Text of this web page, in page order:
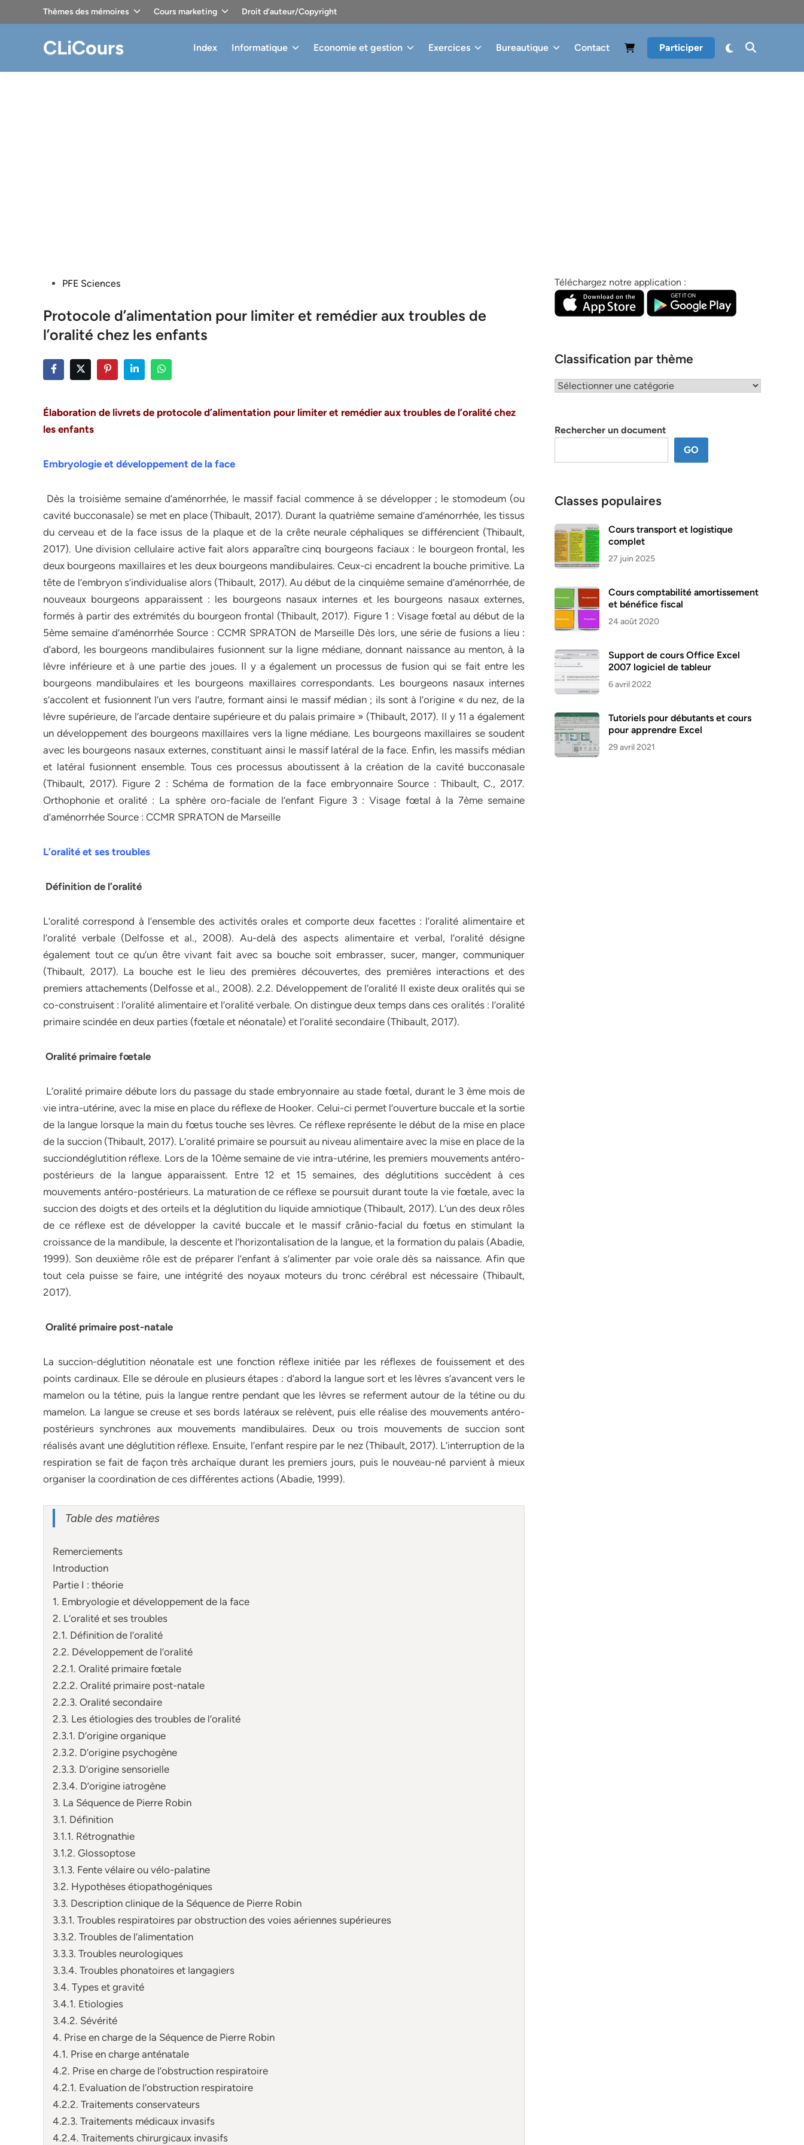
Thèmes des mémoires Cours marketing Droit d’auteur/Copyright
CLiCours Index Informatique Economie et gestion Exercices Bureautique Contact Participer
PostedPFE Sciences
Protocole d’alimentation pour limiter et remédier aux troubles de
l’oralité chez les enfants
Élaboration de livrets de protocole d’alimentation pour limiter et remédier aux troubles de l’oralité chez
les enfants
Embryologie et développement de la face
Dès la troisième semaine d’aménorrhée, le massif facial commence à se développer ; le stomodeum (ou
cavité bucconasale) se met en place (Thibault, 2017). Durant la quatrième semaine d’aménorrhée, les tissus
du cerveau et de la face issus de la plaque et de la crête neurale céphaliques se différencient (Thibault,
2017). Une division cellulaire active fait alors apparaître cinq bourgeons faciaux : le bourgeon frontal, les
deux bourgeons maxillaires et les deux bourgeons mandibulaires. Ceux-ci encadrent la bouche primitive. La
tête de l’embryon s’individualise alors (Thibault, 2017). Au début de la cinquième semaine d’aménorrhée, de
nouveaux bourgeons apparaissent : les bourgeons nasaux internes et les bourgeons nasaux externes,
formés à partir des extrémités du bourgeon frontal (Thibault, 2017). Figure 1 : Visage fœtal au début de la
5ème semaine d’aménorrhée Source : CCMR SPRATON de Marseille Dès lors, une série de fusions a lieu :
d’abord, les bourgeons mandibulaires fusionnent sur la ligne médiane, donnant naissance au menton, à la
lèvre inférieure et à une partie des joues. Il y a également un processus de fusion qui se fait entre les
bourgeons mandibulaires et les bourgeons maxillaires correspondants. Les bourgeons nasaux internes
s’accolent et fusionnent l’un vers l’autre, formant ainsi le massif médian ; ils sont à l’origine « du nez, de la
lèvre supérieure, de l’arcade dentaire supérieure et du palais primaire » (Thibault, 2017). Il y 11 a également
un développement des bourgeons maxillaires vers la ligne médiane. Les bourgeons maxillaires se soudent
avec les bourgeons nasaux externes, constituant ainsi le massif latéral de la face. Enfin, les massifs médian
et latéral fusionnent ensemble. Tous ces processus aboutissent à la création de la cavité bucconasale
(Thibault, 2017). Figure 2 : Schéma de formation de la face embryonnaire Source : Thibault, C., 2017.
Orthophonie et oralité : La sphère oro-faciale de l’enfant Figure 3 : Visage fœtal à la 7ème semaine
d’aménorrhée Source : CCMR SPRATON de Marseille
L’oralité et ses troubles
Définition de l’oralité
L’oralité correspond à l’ensemble des activités orales et comporte deux facettes : l’oralité alimentaire et
l’oralité verbale (Delfosse et al., 2008). Au-delà des aspects alimentaire et verbal, l’oralité désigne
également tout ce qu’un être vivant fait avec sa bouche soit embrasser, sucer, manger, communiquer
(Thibault, 2017). La bouche est le lieu des premières découvertes, des premières interactions et des
premiers attachements (Delfosse et al., 2008). 2.2. Développement de l’oralité Il existe deux oralités qui se
co-construisent : l’oralité alimentaire et l’oralité verbale. On distingue deux temps dans ces oralités : l’oralité
primaire scindée en deux parties (fœtale et néonatale) et l’oralité secondaire (Thibault, 2017).
Oralité primaire fœtale
L’oralité primaire débute lors du passage du stade embryonnaire au stade fœtal, durant le 3 ème mois de
vie intra-utérine, avec la mise en place du réflexe de Hooker. Celui-ci permet l’ouverture buccale et la sortie
de la langue lorsque la main du fœtus touche ses lèvres. Ce réflexe représente le début de la mise en place
de la succion (Thibault, 2017). L’oralité primaire se poursuit au niveau alimentaire avec la mise en place de la
succiondéglutition réflexe. Lors de la 10ème semaine de vie intra-utérine, les premiers mouvements antéro-
postérieurs de la langue apparaissent. Entre 12 et 15 semaines, des déglutitions succèdent à ces
mouvements antéro-postérieurs. La maturation de ce réflexe se poursuit durant toute la vie fœtale, avec la
succion des doigts et des orteils et la déglutition du liquide amniotique (Thibault, 2017). L’un des deux rôles
de ce réflexe est de développer la cavité buccale et le massif crânio-facial du fœtus en stimulant la
croissance de la mandibule, la descente et l’horizontalisation de la langue, et la formation du palais (Abadie,
1999). Son deuxième rôle est de préparer l’enfant à s’alimenter par voie orale dès sa naissance. Afin que
tout cela puisse se faire, une intégrité des noyaux moteurs du tronc cérébral est nécessaire (Thibault,
2017).
Oralité primaire post-natale
La succion-déglutition néonatale est une fonction réflexe initiée par les réflexes de fouissement et des
points cardinaux. Elle se déroule en plusieurs étapes : d’abord la langue sort et les lèvres s’avancent vers le
mamelon ou la tétine, puis la langue rentre pendant que les lèvres se referment autour de la tétine ou du
mamelon. La langue se creuse et ses bords latéraux se relèvent, puis elle réalise des mouvements antéro-
postérieurs synchrones aux mouvements mandibulaires. Deux ou trois mouvements de succion sont
réalisés avant une déglutition réflexe. Ensuite, l’enfant respire par le nez (Thibault, 2017). L’interruption de la
respiration se fait de façon très archaïque durant les premiers jours, puis le nouveau-né parvient à mieux
organiser la coordination de ces différentes actions (Abadie, 1999).
Table des matières
Remerciements
Introduction
Partie I : théorie
1. Embryologie et développement de la face
2. L’oralité et ses troubles
2.1. Définition de l’oralité
2.2. Développement de l’oralité
2.2.1. Oralité primaire fœtale
2.2.2. Oralité primaire post-natale
2.2.3. Oralité secondaire
2.3. Les étiologies des troubles de l’oralité
2.3.1. D’origine organique
2.3.2. D’origine psychogène
2.3.3. D’origine sensorielle
2.3.4. D’origine iatrogène
3. La Séquence de Pierre Robin
3.1. Définition
3.1.1. Rétrognathie
3.1.2. Glossoptose
3.1.3. Fente vélaire ou vélo-palatine
3.2. Hypothèses étiopathogéniques
3.3. Description clinique de la Séquence de Pierre Robin
3.3.1. Troubles respiratoires par obstruction des voies aériennes supérieures
3.3.2. Troubles de l’alimentation
3.3.3. Troubles neurologiques
3.3.4. Troubles phonatoires et langagiers
3.4. Types et gravité
3.4.1. Etiologies
3.4.2. Sévérité
4. Prise en charge de la Séquence de Pierre Robin
4.1. Prise en charge anténatale
4.2. Prise en charge de l’obstruction respiratoire
4.2.1. Evaluation de l’obstruction respiratoire
4.2.2. Traitements conservateurs
4.2.3. Traitements médicaux invasifs
4.2.4. Traitements chirurgicaux invasifs
Téléchargez notre application :
Classification par thème
Classification
Rechercher un document
GO
Classes populaires
Cours transport et logistique
complet
27 juin 2025
Cours comptabilité amortissement
et bénéfice fiscal
24 août 2020
Support de cours Office Excel
2007 logiciel de tableur
6 avril 2022
Tutoriels pour débutants et cours
pour apprendre Excel
29 avril 2021